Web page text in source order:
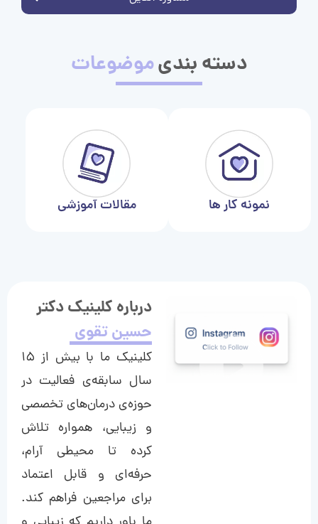
دسته بندیموضوعات
نمونه کار ها مقالات آموزشی
درباره کلینیک دکتر
حسین تقوی
کلینیک ما با بیش از ۱۵
سال سابقه‌ی فعالیت در
حوزه‌ی درمان‌های تخصصی
و زیبایی، همواره تلاش
کرده تا محیطی آرام،
حرفه‌ای و قابل اعتماد
برای مراجعین فراهم کند.